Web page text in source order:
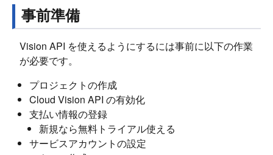
事前準備
Vision API を使えるようにするには事前に以下の作業
が必要です。
プロジェクトの作成
Cloud Vision API の有効化
支払い情報の登録
新規なら無料トライアル使える
サービスアカウントの設定